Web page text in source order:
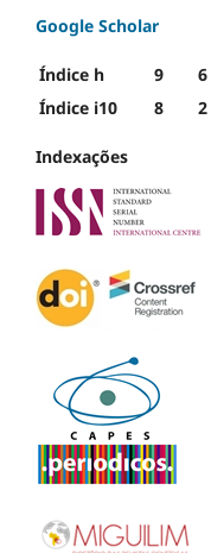
Google Scholar
Índice h 9
6
Índice i10
8 2
Indexações